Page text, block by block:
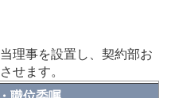
理事を設置し、契約部お
せます。